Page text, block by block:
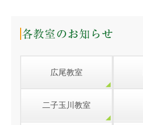
広尾教室
二子玉川教室